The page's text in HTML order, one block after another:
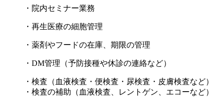
・院内セミナー業務
・再生医療の細胞管理
・薬剤やフードの在庫、期限の管理
・DM管理（予防接種や休診の連絡など）
・検査（血液検査・便検査・尿検査・皮膚検査など）
・検査の補助（血液検査、レントゲン、エコーなど）